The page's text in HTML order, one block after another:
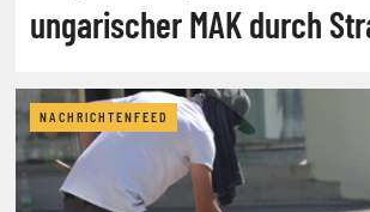
ungarischer MAK durch
NACHRICHTENFEED